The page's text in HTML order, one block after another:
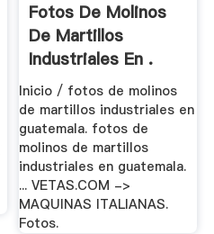
Fotos De Molinos
De Martillos
Industriales En .
Inicio / fotos de molinos
de martillos industriales en
guatemala. fotos de
molinos de martillos
industriales en guatemala.
... VETAS.COM ->
MAQUINAS ITALIANAS.
Fotos.